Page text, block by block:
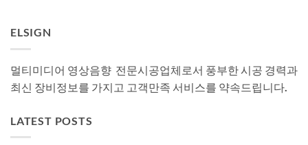
ELSIGN
멀티미디어 영상음향 전문시공업체로서 풍부한 시공 경력과
최신 장비정보를 가지고 고객만족 서비스를 약속드립니다.
LATEST POSTS